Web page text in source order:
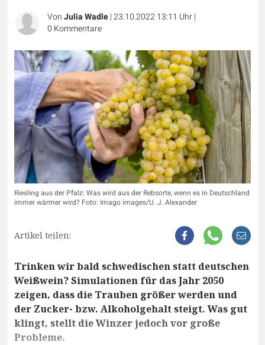
VonJulia Wadle|23.10.2022 13:11 Uhr|
0 Kommentare
Riesling aus der Pfalz: Was wird aus der Rebsorte, wenn es in Deutschland
immer wärmer wird? Foto: Imago images/U. J. Alexander
Artikel teilen:
Trinken wir bald schwedischen statt deutschen
Weißwein? Simulationen für das Jahr 2050
zeigen, dass die Trauben größer werden und
der Zucker- bzw. Alkoholgehalt steigt. Was gut
klingt, stellt die Winzer jedoch vor große
Probleme.